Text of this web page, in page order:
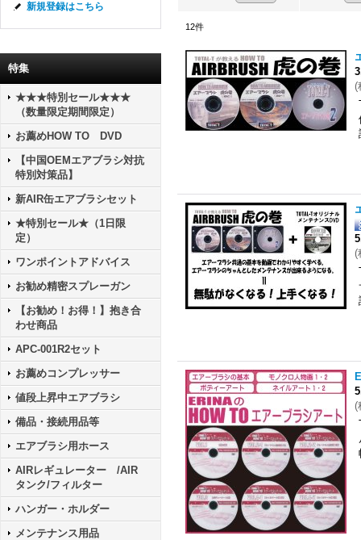
新規登録はこちら
特集
★★★特別セール★★★
（数量限定期間限定）
お薦めHOW TO DVD
【中国OEMエアブラシ対抗
特別対策品】
新AIR缶エアブラシセット
★特別セール★（1日限
定）
ワンポイントアドバイス
お勧め精密スプレーガン
【お勧め！お得！】抱き合
わせ商品
APC-001R2セット
お薦めコンプレッサー
値段上昇中エアブラシ
備品・接続用品等
エアブラシ用ホース
AIRレギュレーター /AIR
タンク/フィルター
ハンガー・ホルダー
メンテナンス用品
12件
(
(
(